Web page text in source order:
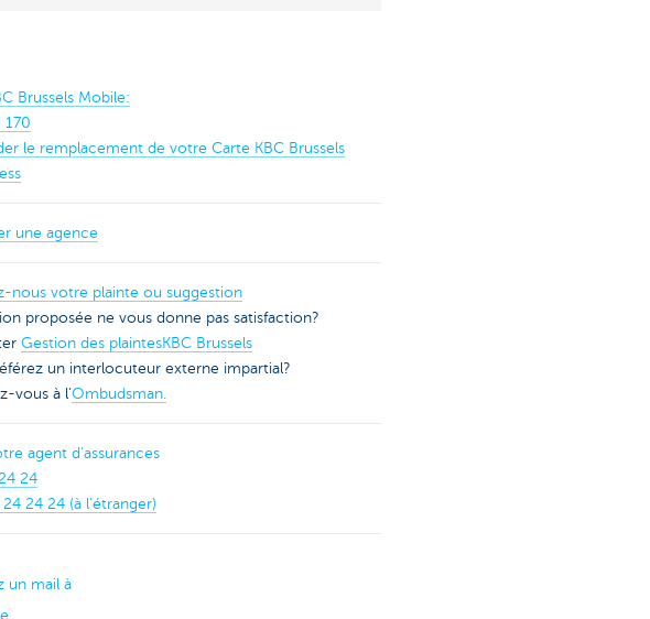
Brussels Mobile:
170
le remplacement de votre Carte KBC Brussels
une agence
nous votre plainte ou suggestion
proposée ne vous donne pas satisfaction?
Gestion des plaintesKBC Brussels
un interlocuteur externe impartial?
vous à l'Ombudsman.
agent d'assurances
24
24 24 (à l’étranger)
un mail à